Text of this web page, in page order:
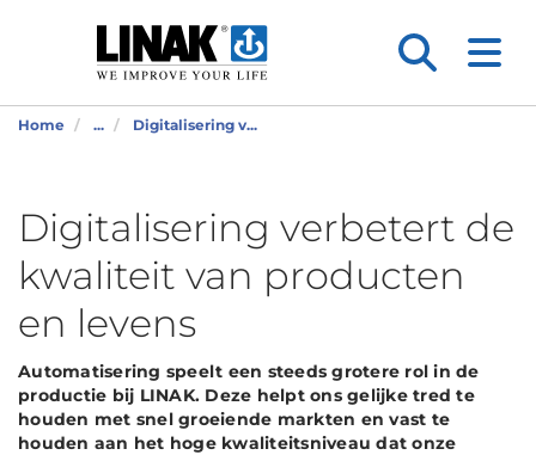
Home ... Digitalisering v...
Digitalisering verbetert de
kwaliteit van producten
en levens
Automatisering speelt een steeds grotere rol in de
productie bij LINAK. Deze helpt ons gelijke tred te
houden met snel groeiende markten en vast te
houden aan het hoge kwaliteitsniveau dat onze